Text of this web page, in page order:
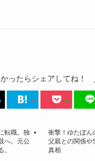
ったらシェアしてね！
転職。独
へ。元公
。
衝撃！ゆたぼ
父親との関係や
真相